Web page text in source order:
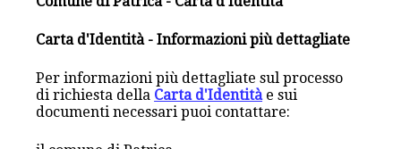
Carta d'Identità - Informazioni più dettagliate
Per informazioni più dettagliate sul processo
di richiesta della Carta d'Identitàe sui
documenti necessari puoi contattare: